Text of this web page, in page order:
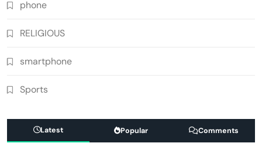
phone
RELIGIOUS
smartphone
Sports
Latest Popular Comments